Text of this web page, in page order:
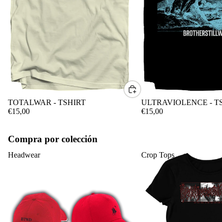
TOTALWAR - TSHIRT
€15,00
ULTRAVIOLENCE -
€15,00
Compra por colección
Headwear Crop Tops